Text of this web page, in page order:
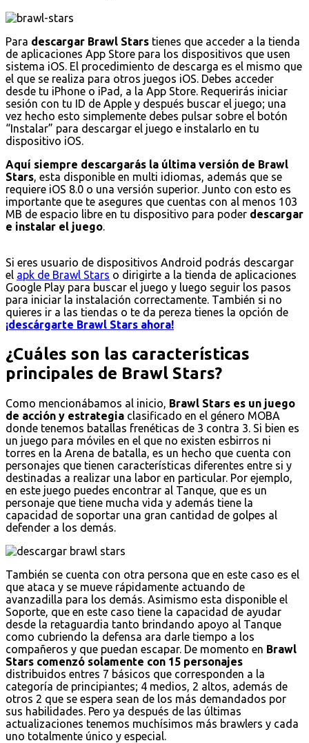
Para descargar Brawl Stars tienes que acceder a la tienda
de aplicaciones App Store para los dispositivos que usen
sistema iOS. El procedimiento de descarga es el mismo que
el que se realiza para otros juegos iOS. Debes acceder
desde tu iPhone o iPad, a la App Store. Requerirás iniciar
sesión con tu ID de Apple y después buscar el juego; una
vez hecho esto simplemente debes pulsar sobre el botón
“Instalar” para descargar el juego e instalarlo en tu
dispositivo iOS.
Aquí siempre descargarás la última versión de Brawl
Stars, esta disponible en multi idiomas, además que se
requiere iOS 8.0 o una versión superior. Junto con esto es
importante que te asegures que cuentas con al menos 103
MB de espacio libre en tu dispositivo para poder descargar
e instalar el juego.
Si eres usuario de dispositivos Android podrás descargar
el apk de Brawl Stars o dirigirte a la tienda de aplicaciones
Google Play para buscar el juego y luego seguir los pasos
para iniciar la instalación correctamente. También si no
quieres ir a las tiendas o te da pereza tienes la opción de
¡descárgarte Brawl Stars ahora!
¿Cuáles son las características
principales de Brawl Stars?
Como mencionábamos al inicio, Brawl Stars es un juego
de acción y estrategia clasificado en el género MOBA
donde tenemos batallas frenéticas de 3 contra 3. Si bien es
un juego para móviles en el que no existen esbirros ni
torres en la Arena de batalla, es un hecho que cuenta con
personajes que tienen características diferentes entre si y
destinadas a realizar una labor en particular. Por ejemplo,
en este juego puedes encontrar al Tanque, que es un
personaje que tiene mucha vida y además tiene la
capacidad de soportar una gran cantidad de golpes al
defender a los demás.
También se cuenta con otra persona que en este caso es el
que ataca y se mueve rápidamente actuando de
avanzadilla para los demás. Asimismo esta disponible el
Soporte, que en este caso tiene la capacidad de ayudar
desde la retaguardia tanto brindando apoyo al Tanque
como cubriendo la defensa ara darle tiempo a los
compañeros y que puedan escapar. De momento en Brawl
Stars comenzó solamente con 15 personajes
distribuidos entres 7 básicos que corresponden a la
categoría de principiantes; 4 medios, 2 altos, además de
otros 2 que se espera sean de los más demandados por
sus habilidades. Pero ya después de las últimas
actualizaciones tenemos muchísimos más brawlers y cada
uno totalmente único y especial.